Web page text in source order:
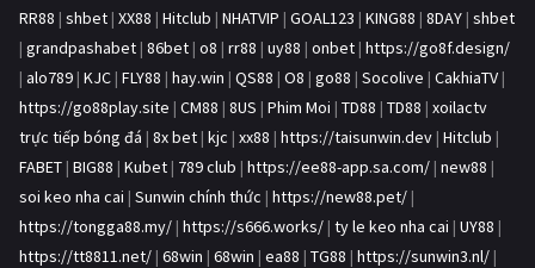
RR88 | shbet | XX88 | Hitclub | NHATVIP | GOAL123 | KING88 | 8DAY | shbet
| grandpashabet | 86bet | o8 | rr88 | uy88 | onbet | https://go8f.design/
| alo789 | KJC | FLY88 | hay.win | QS88 | O8 | go88 | Socolive | CakhiaTV |
https://go88play.site | CM88 | 8US | Phim Moi | TD88 | TD88 | xoilactv
trực tiếp bóng đá | 8x bet | kjc | xx88 | https://taisunwin.dev | Hitclub |
FABET | BIG88 | Kubet | 789 club | https://ee88-app.sa.com/ | new88 |
soi keo nha cai | Sunwin chính thức | https://new88.pet/ |
https://tongga88.my/ | https://s666.works/ | ty le keo nha cai | UY88 |
https://tt8811.net/ | 68win | 68win | ea88 | TG88 | https://sunwin3.nl/ |